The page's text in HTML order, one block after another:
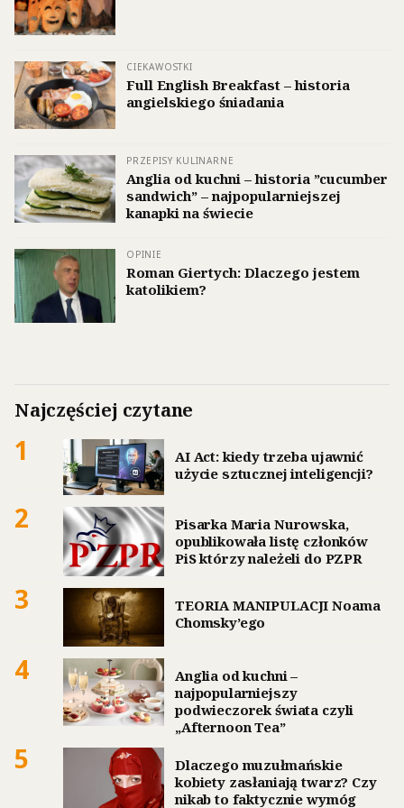
CIEKAWOSTKI
Full English Breakfast – historia
angielskiego śniadania
PRZEPISY KULINARNE
Anglia od kuchni – historia ”cucumber
sandwich” – najpopularniejszej
kanapki na świecie
OPINIE
Roman Giertych: Dlaczego jestem
katolikiem?
Najczęściej czytane
1
AI Act: kiedy trzeba ujawnić
użycie sztucznej inteligencji?
2
Pisarka Maria Nurowska,
opublikowała listę członków
PiS którzy należeli do PZPR
3
TEORIA MANIPULACJI Noama
Chomsky’ego
4
Anglia od kuchni –
najpopularniejszy
podwieczorek świata czyli
„Afternoon Tea”
5
Dlaczego muzułmańskie
kobiety zasłaniają twarz? Czy
nikab to faktycznie wymóg